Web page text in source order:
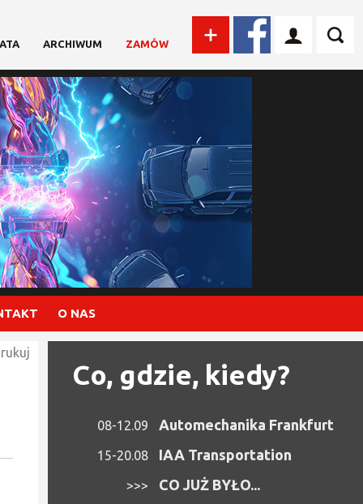
ARCHIWUM ZAMÓW
O NAS
Co, gdzie, kiedy?
08-12.09 Automechanika Frankfurt
15-20.08 IAA Transportation
>>> CO JUŻ BYŁO...